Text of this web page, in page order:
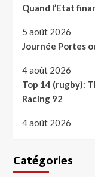
Quand l’Etat
5 août 2026
Journée Portes
4 août 2026
Top 14 (rugby):
Racing 92
4 août 2026
Catégories